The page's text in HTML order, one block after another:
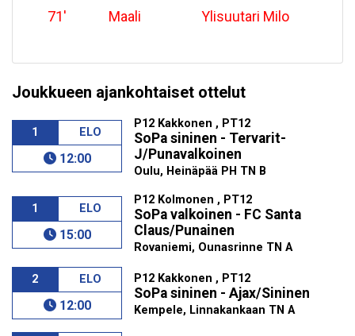
71' Maali Ylisuutari Milo
Joukkueen ajankohtaiset ottelut
1 ELO
12:00
P12 Kakkonen , PT12
SoPa sininen - Tervarit-
J/Punavalkoinen
Oulu, Heinäpää PH TN B
1 ELO
15:00
P12 Kolmonen , PT12
SoPa valkoinen - FC Santa
Claus/Punainen
Rovaniemi, Ounasrinne TN A
2 ELO
12:00
P12 Kakkonen , PT12
SoPa sininen - Ajax/Sininen
Kempele, Linnakankaan TN A